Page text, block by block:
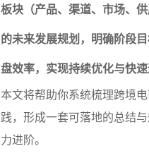
板块（产品、渠道、市场、
的未来发展规划，明确阶段
盘效率，实现持续优化与快
本文将帮助你系统梳理跨境
践，形成一套可落地的总结
力进阶。